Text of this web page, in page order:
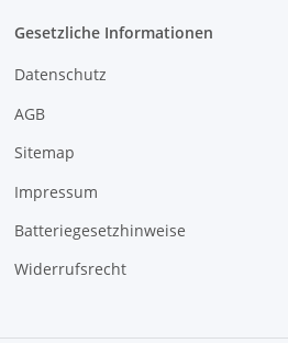
Gesetzliche Informationen
Datenschutz
AGB
Sitemap
Impressum
Batteriegesetzhinweise
Widerrufsrecht